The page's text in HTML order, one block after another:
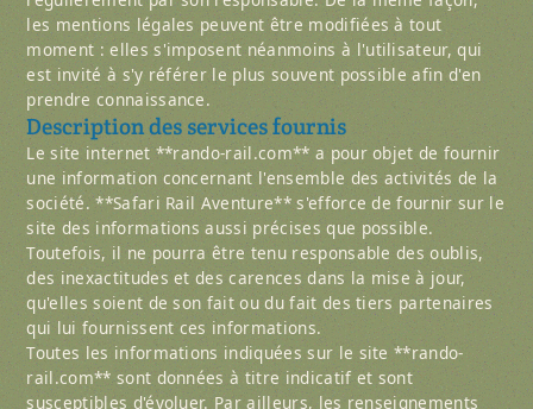
les mentions légales peuvent être modifiées à tout
moment : elles s'imposent néanmoins à l'utilisateur, qui
est invité à s'y référer le plus souvent possible afin d'en
prendre connaissance.
Description des services fournis
Le site internet **rando-rail.com** a pour objet de fournir
une information concernant l'ensemble des activités de la
société. **Safari Rail Aventure** s'efforce de fournir sur le
site des informations aussi précises que possible.
Toutefois, il ne pourra être tenu responsable des oublis,
des inexactitudes et des carences dans la mise à jour,
qu'elles soient de son fait ou du fait des tiers partenaires
qui lui fournissent ces informations.
Toutes les informations indiquées sur le site **rando-
rail.com** sont données à titre indicatif et sont
susceptibles d'évoluer. Par ailleurs, les renseignements